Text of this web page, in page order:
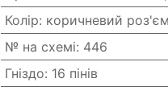
Колір: коричневий роз'єм
№ на схемі: 446
Гніздо: 16 пінів